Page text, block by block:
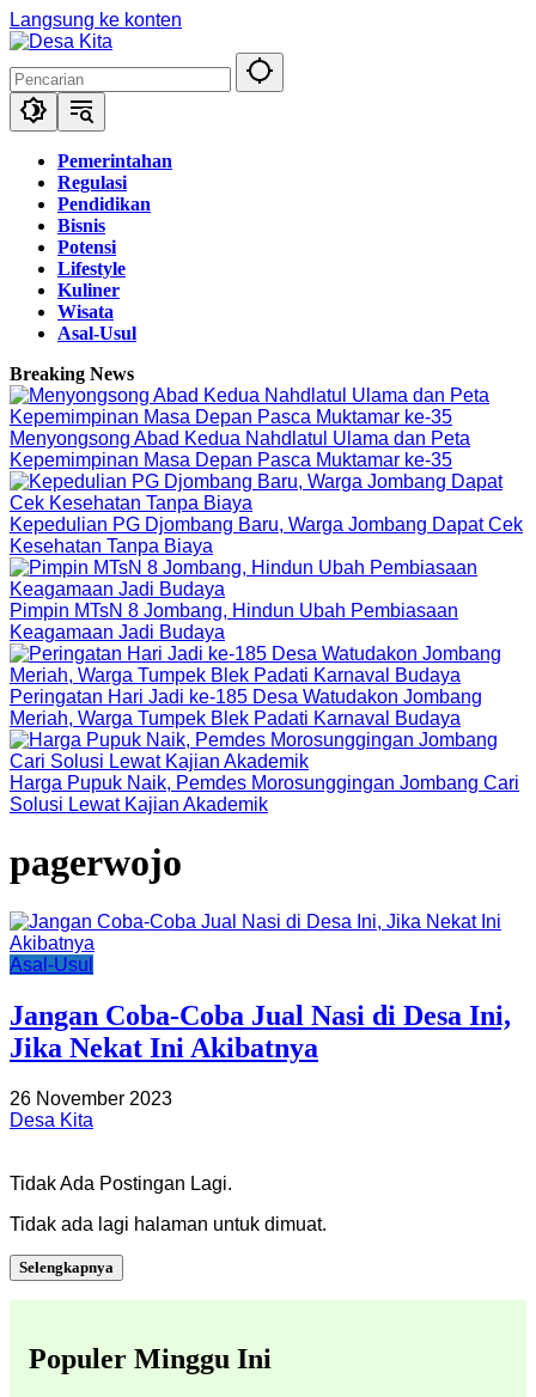
Langsung ke konten
Pemerintahan
Regulasi
Pendidikan
Bisnis
Potensi
Lifestyle
Kuliner
Wisata
Asal-Usul
Breaking News
Menyongsong Abad Kedua Nahdlatul Ulama dan Peta
Kepemimpinan Masa Depan Pasca Muktamar ke-35
Kepedulian PG Djombang Baru, Warga Jombang Dapat Cek
Kesehatan Tanpa Biaya
Pimpin MTsN 8 Jombang, Hindun Ubah Pembiasaan
Keagamaan Jadi Budaya
Peringatan Hari Jadi ke-185 Desa Watudakon Jombang
Meriah, Warga Tumpek Blek Padati Karnaval Budaya
Harga Pupuk Naik, Pemdes Morosunggingan Jombang Cari
Solusi Lewat Kajian Akademik
pagerwojo
Asal-Usul
Jangan Coba-Coba Jual Nasi di Desa Ini,
Jika Nekat Ini Akibatnya
26 November 2023
Desa Kita
Tidak Ada Postingan Lagi.
Tidak ada lagi halaman untuk dimuat.
Selengkapnya
Populer Minggu Ini